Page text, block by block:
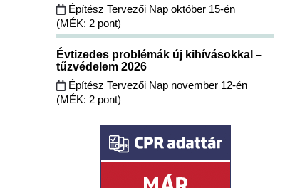
Építész Tervezői Nap október 15-én
(MÉK: 2 pont)
Évtizedes problémák új kihívásokkal –
tűzvédelem 2026
Építész Tervezői Nap november 12-én
(MÉK: 2 pont)